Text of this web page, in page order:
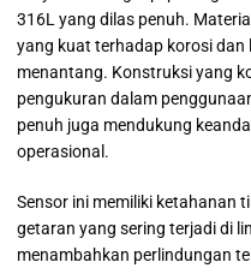
316L yang dilas penuh.
yang kuat terhadap korosi
menantang. Konstruksi yang
pengukuran dalam
penuh juga mendukung
operasional.
Sensor ini memiliki ketahanan
getaran yang sering terjadi di
menambahkan perlindungan